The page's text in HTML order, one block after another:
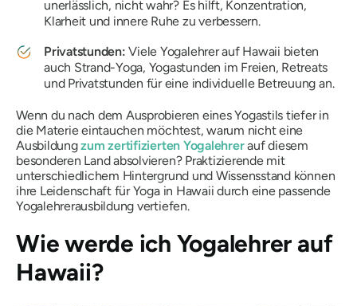
unerlässlich, nicht wahr? Es hilft, Konzentration,
Klarheit und innere Ruhe zu verbessern.
Privatstunden: Viele Yogalehrer auf Hawaii bieten
auch Strand-Yoga, Yogastunden im Freien, Retreats
und Privatstunden für eine individuelle Betreuung an.
Wenn du nach dem Ausprobieren eines Yogastils tiefer in
die Materie eintauchen möchtest, warum nicht eine
Ausbildungzum zertifizierten Yogalehrerauf diesem
besonderen Land absolvieren? Praktizierende mit
unterschiedlichem Hintergrund und Wissensstand können
ihre Leidenschaft für Yoga in Hawaii durch eine passende
Yogalehrerausbildung vertiefen.
Wie werde ich Yogalehrer auf
Hawaii?